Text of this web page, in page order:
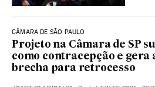
CÂMARA DE SÃO PAULO
Projeto na Câmara de SP
como contracepção e gera
brecha para retrocesso